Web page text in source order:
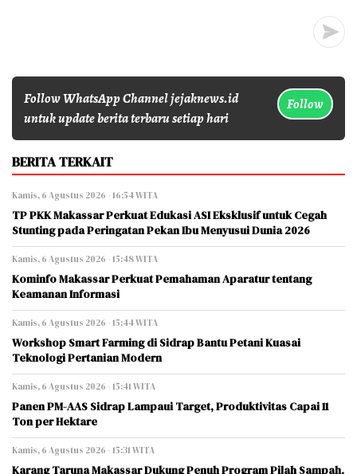
Follow WhatsApp Channel jejaknews.id
untuk update berita terbaru setiap hari
Follow
BERITA TERKAIT
Kamis, 6 Agustus 2026 - 16:54 WITA
TP PKK Makassar Perkuat Edukasi ASI Eksklusif untuk Cegah
Stunting pada Peringatan Pekan Ibu Menyusui Dunia 2026
Kamis, 6 Agustus 2026 - 15:48 WITA
Kominfo Makassar Perkuat Pemahaman Aparatur tentang
Keamanan Informasi
Kamis, 6 Agustus 2026 - 15:44 WITA
Workshop Smart Farming di Sidrap Bantu Petani Kuasai
Teknologi Pertanian Modern
Kamis, 6 Agustus 2026 - 15:41 WITA
Panen PM-AAS Sidrap Lampaui Target, Produktivitas Capai 11
Ton per Hektare
Kamis, 6 Agustus 2026 - 15:31 WITA
Karang Taruna Makassar Dukung Penuh Program Pilah Sampah,